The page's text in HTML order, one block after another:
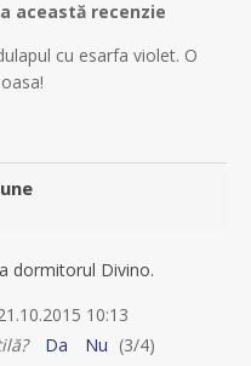
această recenzie
cu esarfa violet. O
dormitorul Divino.
10:13
Da Nu (3/4)